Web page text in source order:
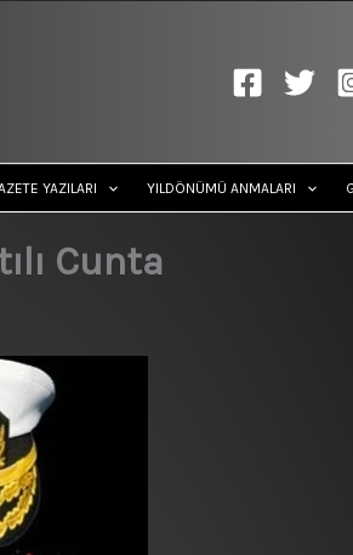
YAZILARI YILDÖNÜMÜ ANMALARI
Cunta